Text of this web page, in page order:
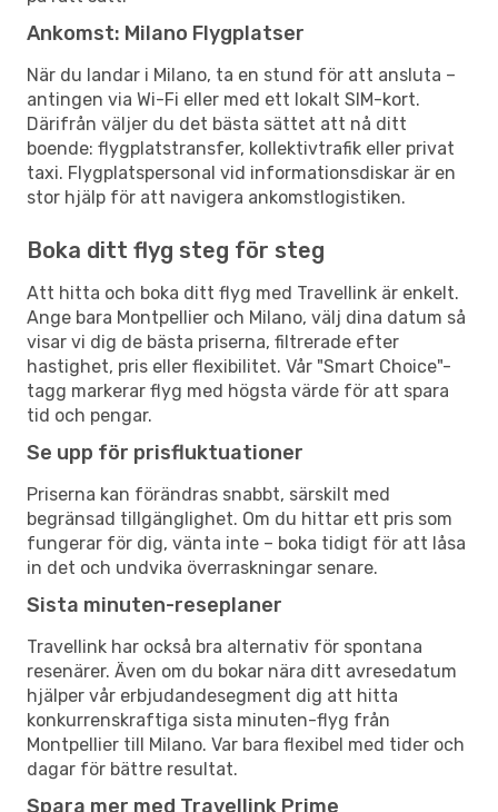
Ankomst: Milano Flygplatser
När du landar i Milano, ta en stund för att ansluta –
antingen via Wi-Fi eller med ett lokalt SIM-kort.
Därifrån väljer du det bästa sättet att nå ditt
boende: flygplatstransfer, kollektivtrafik eller privat
taxi. Flygplatspersonal vid informationsdiskar är en
stor hjälp för att navigera ankomstlogistiken.
Boka ditt flyg steg för steg
Att hitta och boka ditt flyg med Travellink är enkelt.
Ange bara Montpellier och Milano, välj dina datum så
visar vi dig de bästa priserna, filtrerade efter
hastighet, pris eller flexibilitet. Vår "Smart Choice"-
tagg markerar flyg med högsta värde för att spara
tid och pengar.
Se upp för prisfluktuationer
Priserna kan förändras snabbt, särskilt med
begränsad tillgänglighet. Om du hittar ett pris som
fungerar för dig, vänta inte – boka tidigt för att låsa
in det och undvika överraskningar senare.
Sista minuten-reseplaner
Travellink har också bra alternativ för spontana
resenärer. Även om du bokar nära ditt avresedatum
hjälper vår erbjudandesegment dig att hitta
konkurrenskraftiga sista minuten-flyg från
Montpellier till Milano. Var bara flexibel med tider och
dagar för bättre resultat.
Spara mer med Travellink Prime